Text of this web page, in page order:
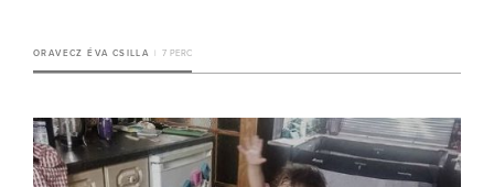
ORAVECZ ÉVA CSILLA 7 PERC